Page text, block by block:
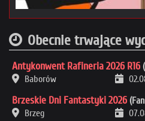
Obecnie trwające
Antykonwent Rafineria 2026 R16
Baborów
Brzeskie Dni Fantastyki 2026
Brzeg